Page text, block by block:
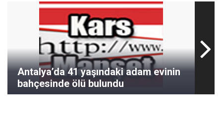
Antalya’da 41 yaşındaki adam evinin
bahçesinde ölü bulundu